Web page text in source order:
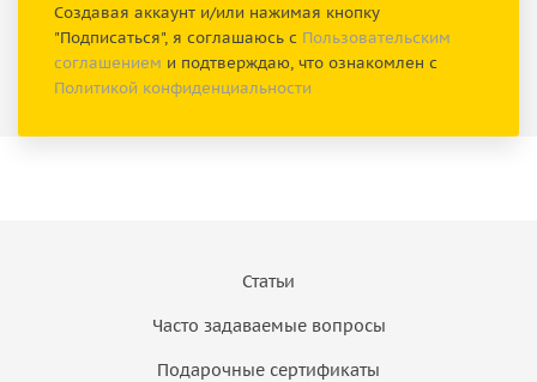
Создавая аккаунт и/или нажимая кнопку
"Подписаться", я соглашаюсь с Пользовательским
соглашением и подтверждаю, что ознакомлен с
Политикой конфиденциальности
Статьи
Часто задаваемые вопросы
Подарочные сертификаты